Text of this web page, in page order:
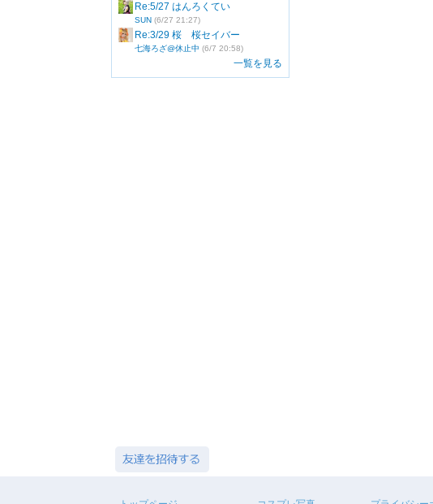
Re:5/27 はんろくてい
SUN (6/27 21:27)
Re:3/29 桜 桜セイバー
七海ろざ@休止中 (6/7 20:58)
一覧を見る